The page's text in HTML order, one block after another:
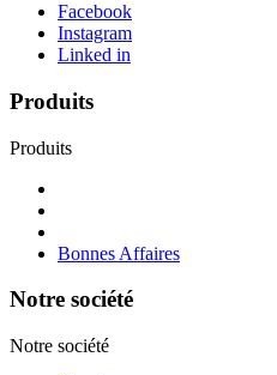
Facebook
Instagram
Linked in
Produits
Produits
Bonnes Affaires
Notre société
Notre société